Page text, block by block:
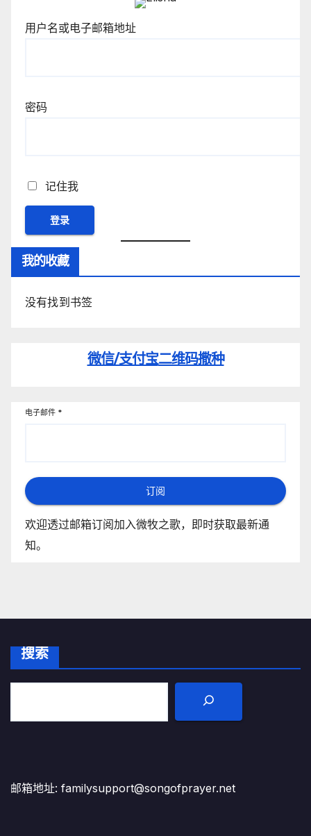
用户名或电子邮箱地址
密码
记住我
我的收藏
没有找到书签
微信/支付宝二维码撒种
电子邮件 *
订阅
欢迎透过邮箱订阅加入微牧之歌，即时获取最新通
知。
搜索
邮箱地址: familysupport@songofprayer.net